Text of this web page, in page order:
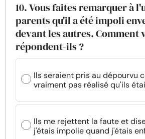
10. Vous faites remarquer à
parents qu'il a été impoli
devant les autres. Comment
répondent-ils ?
Ils seraient pris au dépourvu
vraiment pas réalisé qu'ils
Ils me rejettent la faute et
j'étais impolie quand j'étais